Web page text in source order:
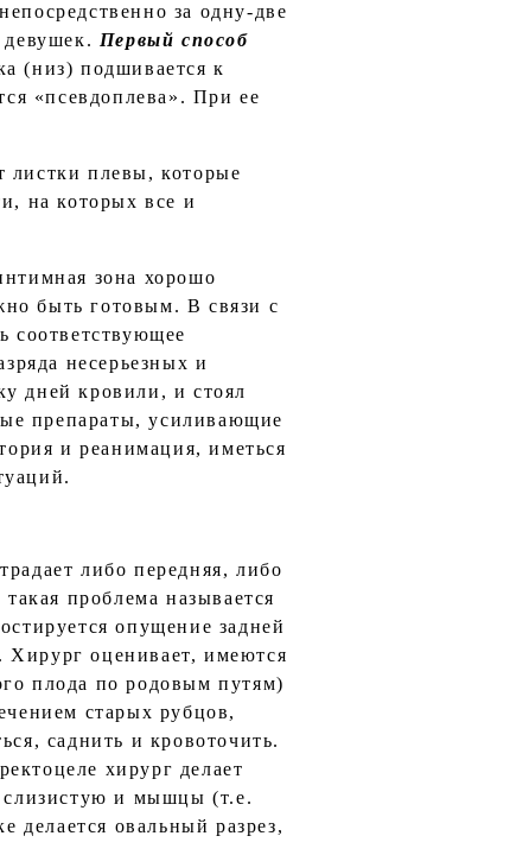
за одну-две
Первый способ
(низ) подшивается к
«псевдоплева». При ее
листки плевы, которые
на которых все и
зона хорошо
быть готовым. В связи с
соответствующее
несерьезных и
дней кровили, и стоял
препараты, усиливающие
и реанимация, иметься
либо передняя, либо
проблема называется
опущение задней
Хирург оценивает, имеются
плода по родовым путям)
старых рубцов,
саднить и кровоточить.
хирург делает
слизистую и мышцы (т.е.
делается овальный разрез,